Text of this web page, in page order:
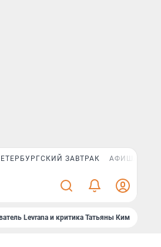
ЗАВТРАК АФИША PLUS
Levrana и критика Татьяны Ким